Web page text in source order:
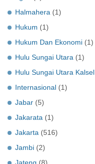
Halmahera (1)
Hukum (1)
Hukum Dan Ekonomi (1)
Hulu Sungai Utara (1)
Hulu Sungai Utara Kalsel
Internasional (1)
Jabar (5)
Jakarata (1)
Jakarta (516)
Jambi (2)